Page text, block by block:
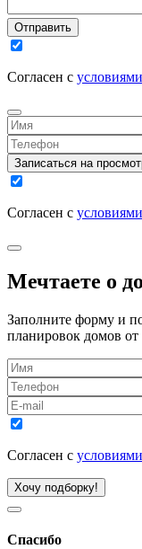
Отправить
Согласен с
Записаться на
Согласен с
Мечтаете о
Заполните форму и
планировок домов
Согласен с
Хочу подборку!
Спасибо